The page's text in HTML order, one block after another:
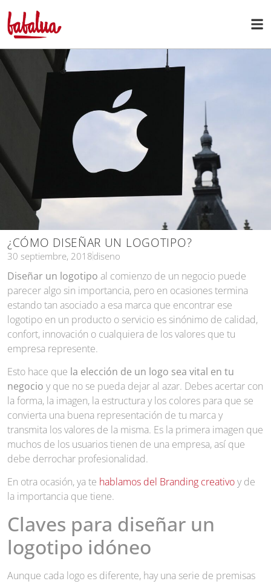
¿CÓMO DISEÑAR UN LOGOTIPO?
30 septiembre, 2018diseno
Diseñar un logotipo al comienzo de un negocio puede
parecer algo sin importancia, pero en ocasiones termina
estando tan asociado a esa marca que encontrar ese
logotipo en un producto o servicio es sinónimo de calidad,
confort, innovación o cualquiera de los valores que tu
empresa represente.
Esto hace que la elección de un logo sea vital en tu
negocio y que no se pueda dejar al azar. Debes acertar con
la forma, la imagen, la estructura y los colores para que se
convierta una buena representación de tu marca y
transmita los valores de la misma. Es la primera imagen que
muchos de los usuarios tienen de una empresa, así que
debe derrochar profesionalidad.
En otra ocasión, ya te hablamos del Branding creativoy de
la importancia que tiene.
Claves para diseñar un
logotipo idóneo
Aunque cada logo es diferente, hay una serie de premisas